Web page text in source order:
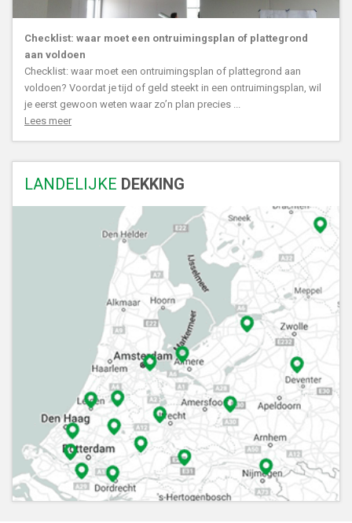
Checklist: waar moet een ontruimingsplan of plattegrond
aan voldoen
Checklist: waar moet een ontruimingsplan of plattegrond aan
voldoen? Voordat je tijd of geld steekt in een ontruimingsplan, wil
je eerst gewoon weten waar zo’n plan precies ...
Lees meer
LANDELIJKE DEKKING